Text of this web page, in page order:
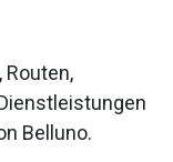
Belluno.